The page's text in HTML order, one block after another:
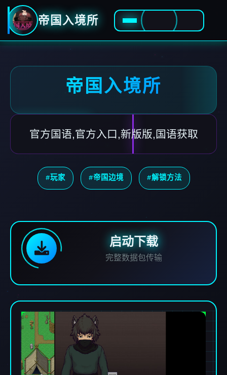
帝国入境所
帝国入境所
官方国语,官方入口,新版版,国语获取
#玩家 #帝国边境 #解锁方法
启动下载
完整数据包传输